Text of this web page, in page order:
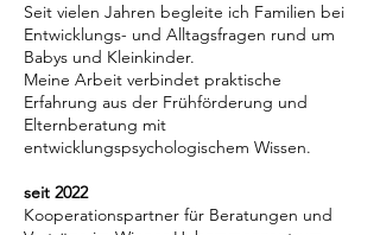
Seit vielen Jahren begleite ich Familien bei
Entwicklungs- und Alltagsfragen rund um
Babys und Kleinkinder.
Meine Arbeit verbindet praktische
Erfahrung aus der Frühförderung und
Elternberatung mit
entwicklungspsychologischem Wissen.
seit 2022
Kooperationspartner für Beratungen und